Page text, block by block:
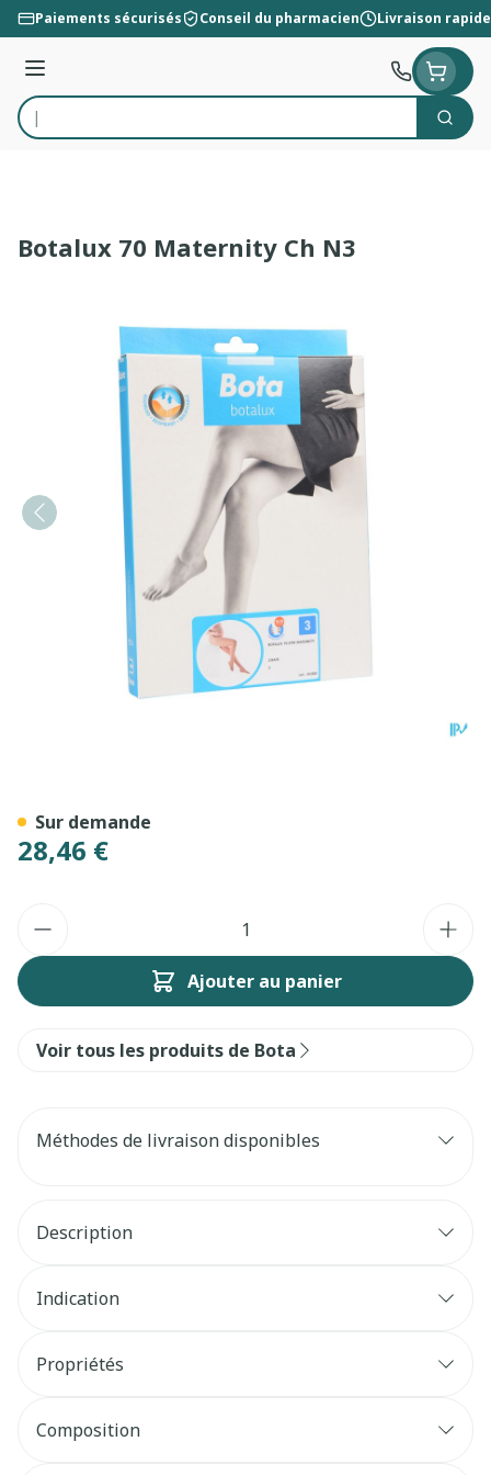
Aller au contenu
Paiements sécurisés Conseil du pharmacien Livraison rapide
Menu
Rechercher
Botalux 70 Maternity Ch N3
28,46 €
Ajouter au panier
Sur demande
Voir tous les produits de Bota
Méthodes de livraison disponibles
Description
Indication
Propriétés
Composition